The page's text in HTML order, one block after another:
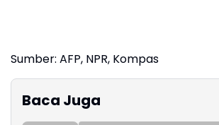
Sumber: AFP, NPR, Kompas
Baca Juga